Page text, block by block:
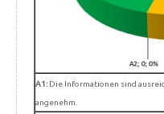
A1:Die Informationen sind
angenehm.